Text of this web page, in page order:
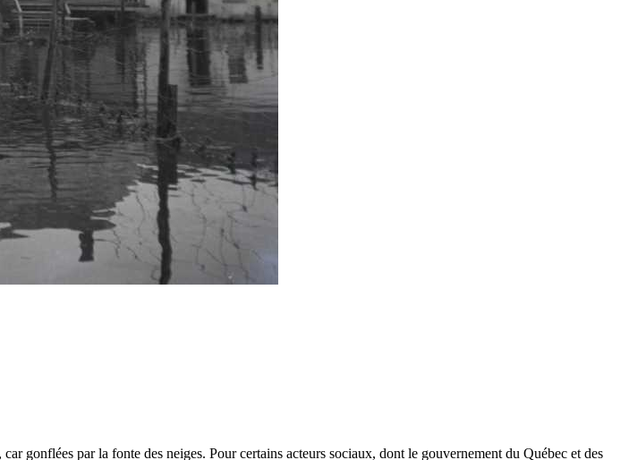
gonflées par la fonte des neiges. Pour certains acteurs sociaux, dont le gouvernement du Québec et des